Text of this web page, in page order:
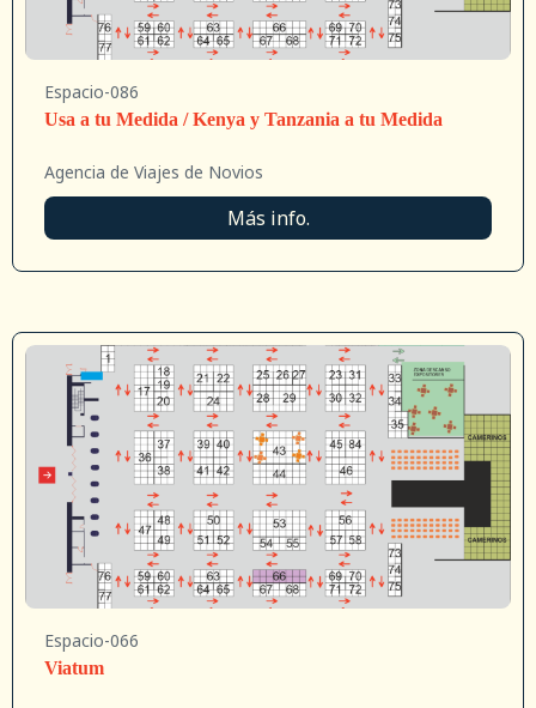
Espacio-086
Usa a tu Medida / Kenya y Tanzania a tu Medida
Agencia de Viajes de Novios
Más info.
Espacio-066
Viatum